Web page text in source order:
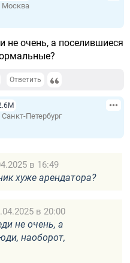
Москва
не очень, а поселившиеся
Ответить
Санкт-Петербург
в 16:49
хуже арендатора?
в 20:00
не очень, а
наоборот,